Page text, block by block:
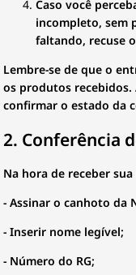
Caso você
incompleto, sem
faltando, recuse
Lembre-se de que o
os produtos recebidos.
confirmar o estado da
2. Conferência
Na hora de receber
- Assinar o canhoto da
- Inserir nome legível;
- Número do RG;